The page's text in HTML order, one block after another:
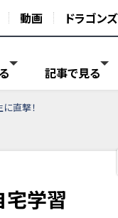
動画 ドラゴンズ
記事で見る
直撃！
宅学習